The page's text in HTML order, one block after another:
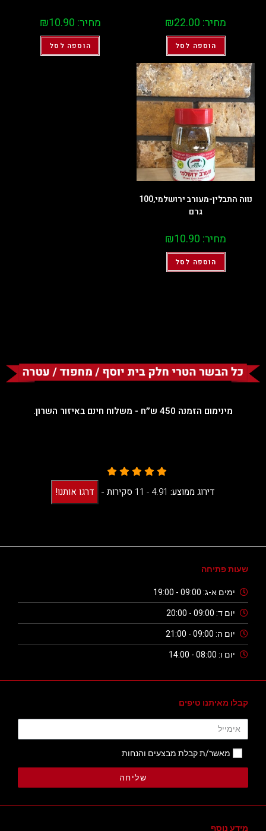
מחיר: ₪22.00
הוספה לסל
מחיר: ₪10.90
הוספה לסל
נווה התבלין-מעורב ירושלמי,100
גרם
מחיר: ₪10.90
הוספה לסל
מינימום הזמנה 450 ש״ח - משלוח חינם באיזור השרון.
דירוג ממוצע: 4.91 -
11 סקירות - דרגו אותנו!
שעות פתיחה
ימים א-ג: 09:00 - 19:00
יום ד: 09:00 - 20:00
יום ה: 09:00 - 21:00
יום ו: 08:00 - 14:00
קבלו מאיתנו טיפים
מאשר/ת קבלת מבצעים והנחות
שליחה
מידע נוסף